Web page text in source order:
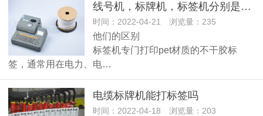
线号机，标牌机，标签机分别是什么？他们的相同点和不同点分别是什么？
时间：2022-04-21 浏览量：235
他们的区别
标签机专门打印pet材质的不干胶标
签，通常用在电力、电…
电缆标牌机能打标签吗
时间：2022-04-18 浏览量：203